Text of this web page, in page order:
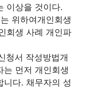
이상을 것이다.
위하여개인회생
회생 사례 개인파
청서 작성방법개
는 먼저 개인회생
니다. 채무자의 성